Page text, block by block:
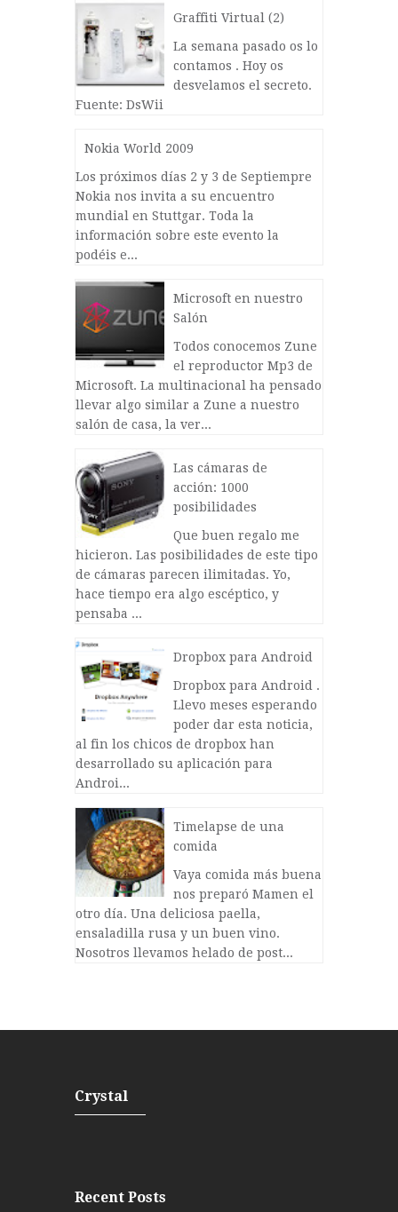
Graffiti Virtual (2)
La semana pasado os lo
contamos . Hoy os
desvelamos el secreto.
Fuente: DsWii
Nokia World 2009
Los próximos días 2 y 3 de Septiempre
Nokia nos invita a su encuentro
mundial en Stuttgar. Toda la
información sobre este evento la
podéis e...
Microsoft en nuestro
Salón
Todos conocemos Zune
el reproductor Mp3 de
Microsoft. La multinacional ha pensado
llevar algo similar a Zune a nuestro
salón de casa, la ver...
Las cámaras de
acción: 1000
posibilidades
Que buen regalo me
hicieron. Las posibilidades de este tipo
de cámaras parecen ilimitadas. Yo,
hace tiempo era algo escéptico, y
pensaba ...
Dropbox para Android
Dropbox para Android .
Llevo meses esperando
poder dar esta noticia,
al fin los chicos de dropbox han
desarrollado su aplicación para
Androi...
Timelapse de una
comida
Vaya comida más buena
nos preparó Mamen el
otro día. Una deliciosa paella,
ensaladilla rusa y un buen vino.
Nosotros llevamos helado de post...
Crystal
Recent Posts